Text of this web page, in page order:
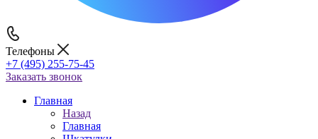
Телефоны
+7 (495) 255-75-45
Заказать звонок
Главная
Назад
Главная